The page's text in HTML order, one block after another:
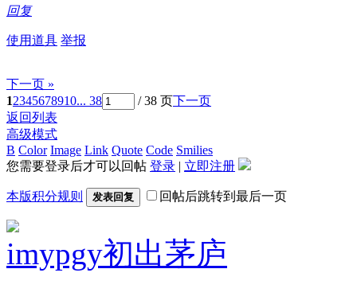
回复
使用道具 举报
下一页 »
12345678910... 38 / 38 页下一页
返回列表
高级模式
B Color Image Link Quote Code Smilies
您需要登录后才可以回帖 登录 | 立即注册
本版积分规则 发表回复 回帖后跳转到最后一页
imypgy初出茅庐